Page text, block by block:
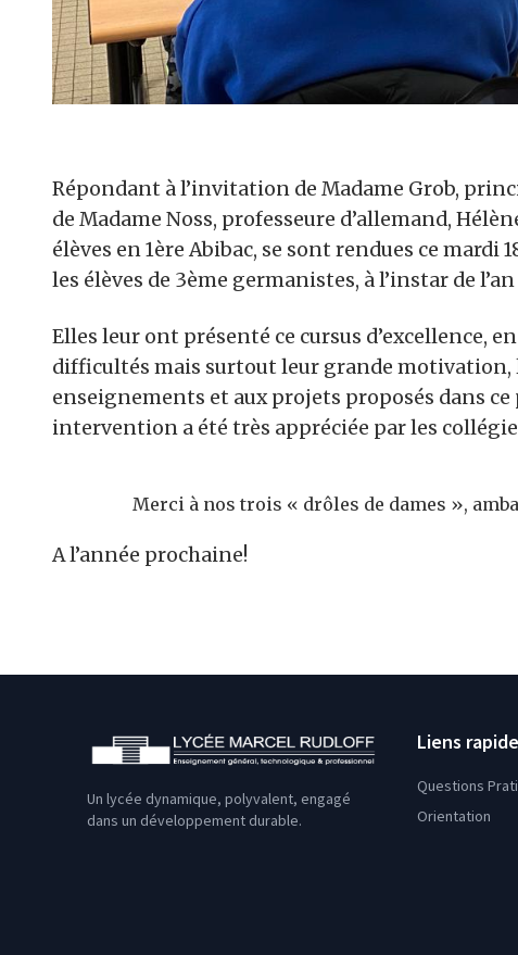
Répondant à l’invitation de Madame Grob,
de Madame Noss, professeure d’allemand,
élèves en 1ère Abibac, se sont rendues ce mardi
les élèves de 3ème germanistes, à l’instar de l’an
Elles leur ont présenté ce cursus d’excellence,
difficultés mais surtout leur grande motivation,
enseignements et aux projets proposés dans
intervention a été très appréciée par les
Merci à nos trois « drôles de dames »,
A l’année prochaine!
Un lycée dynamique, polyvalent, engagé
dans un développement durable.
Liens
Questions
Orientation